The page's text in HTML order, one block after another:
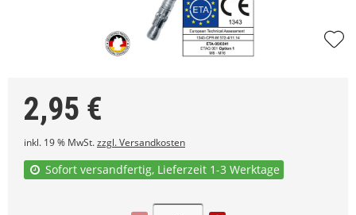
2,95 €
inkl. 19 % MwSt.zzgl. Versandkosten
Sofort versandfertig, Lieferzeit 1-3 Werktage